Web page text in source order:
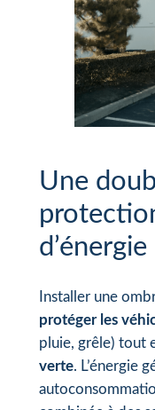
Une
d’énergie
Installer une
protéger les
pluie, grêle) tout
verte. L’énergie